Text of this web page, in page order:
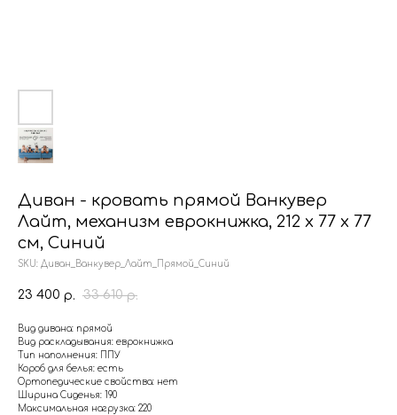
Диван - кровать прямой Ванкувер
Лайт, механизм еврокнижка, 212 х 77 х 77
см, Синий
SKU: Диван_Ванкувер_Лайт_Прямой_Синий
23 400 р. 33 610 р.
Вид дивана: прямой
Вид раскладывания: еврокнижка
Тип наполнения: ППУ
Короб для белья: есть
Ортопедические свойства: нет
Ширина Сиденья: 190
Максимальная нагрузка: 220